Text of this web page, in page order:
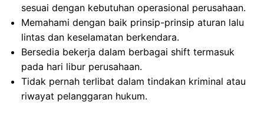
sesuai dengan kebutuhan operasional perusahaan.
Memahami dengan baik prinsip-prinsip aturan lalu
lintas dan keselamatan berkendara.
Bersedia bekerja dalam berbagai shift termasuk
pada hari libur perusahaan.
Tidak pernah terlibat dalam tindakan kriminal atau
riwayat pelanggaran hukum.